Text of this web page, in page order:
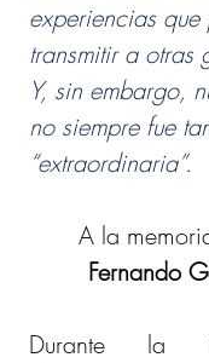
experiencias que
transmitir a otras
Y, sin embargo,
no siempre fue
“extraordinaria”.
A la
Fernando
Durante la